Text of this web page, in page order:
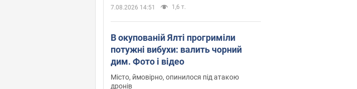
7.08.2026 14:51 1,6 т.
В окупованій Ялті прогриміли
потужні вибухи: валить чорний
дим. Фото і відео
Місто, ймовірно, опинилося під атакою
дронів